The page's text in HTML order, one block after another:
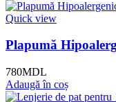
Quick view
Plapumă
780MDL
Adaugă în coș